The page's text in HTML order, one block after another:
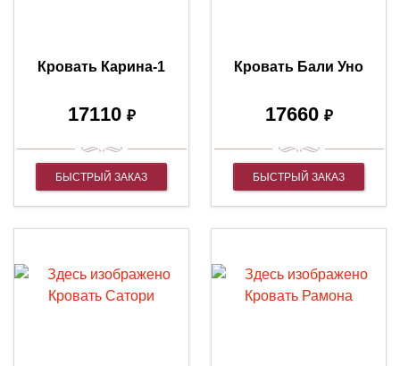
Кровать Карина-1
17110 ₽
БЫСТРЫЙ ЗАКАЗ
Кровать Бали Уно
17660 ₽
БЫСТРЫЙ ЗАКАЗ